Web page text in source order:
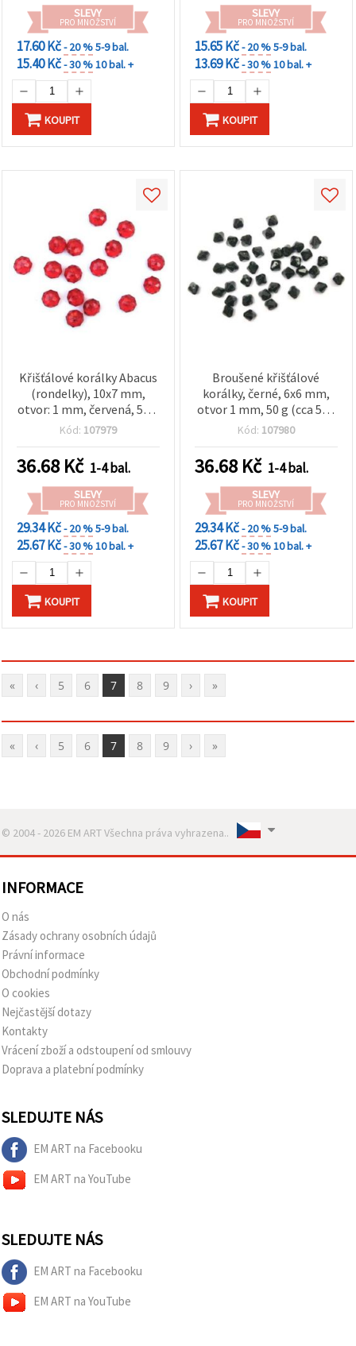
SLEVY
PRO MNOŽSTVÍ
17.60 Kč- 20 %5-9 bal.
15.40 Kč- 30 %10 bal. +
KOUPIT
SLEVY
PRO MNOŽSTVÍ
15.65 Kč- 20 %5-9 bal.
13.69 Kč- 30 %10 bal. +
KOUPIT
Křišťálové korálky Abacus
(rondelky), 10x7 mm,
otvor: 1 mm, červená, 50 g
(~130 ks)
Kód: 107979
36.68 Kč 1-4 bal.
SLEVY
PRO MNOŽSTVÍ
29.34 Kč- 20 %5-9 bal.
25.67 Kč- 30 %10 bal. +
KOUPIT
Broušené křišťálové
korálky, černé, 6x6 mm,
otvor 1 mm, 50 g (cca 500
ks)
Kód: 107980
36.68 Kč 1-4 bal.
SLEVY
PRO MNOŽSTVÍ
29.34 Kč- 20 %5-9 bal.
25.67 Kč- 30 %10 bal. +
KOUPIT
« ‹ 5 6 7 8 9 › »
« ‹ 5 6 7 8 9 › »
© 2004 - 2026 EM ART Všechna práva vyhrazena..
INFORMACE
O nás
Zásady ochrany osobních údajů
Právní informace
Obchodní podmínky
O cookies
Nejčastější dotazy
Kontakty
Vrácení zboží a odstoupení od smlouvy
Doprava a platební podmínky
SLEDUJTE NÁS
EM ART na Facebooku
EM ART na YouTube
SLEDUJTE NÁS
EM ART na Facebooku
EM ART na YouTube